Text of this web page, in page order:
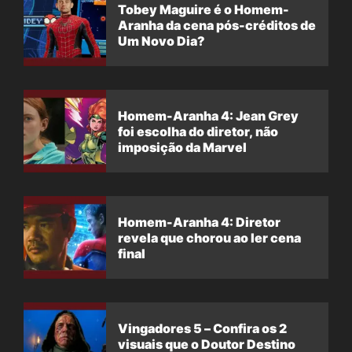
Tobey Maguire é o Homem-
Aranha da cena pós-créditos de
Um Novo Dia?
Homem-Aranha 4: Jean Grey
foi escolha do diretor, não
imposição da Marvel
Homem-Aranha 4: Diretor
revela que chorou ao ler cena
final
Vingadores 5 – Confira os 2
visuais que o Doutor Destino